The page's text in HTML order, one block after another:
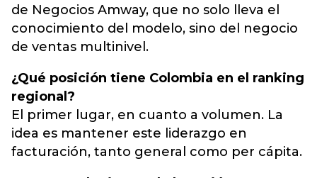
de Negocios Amway, que no solo lleva el
conocimiento del modelo, sino del negocio
de ventas multinivel.
¿Qué posición tiene Colombia en el ranking
regional?
El primer lugar, en cuanto a volumen. La
idea es mantener este liderazgo en
facturación, tanto general como per cápita.